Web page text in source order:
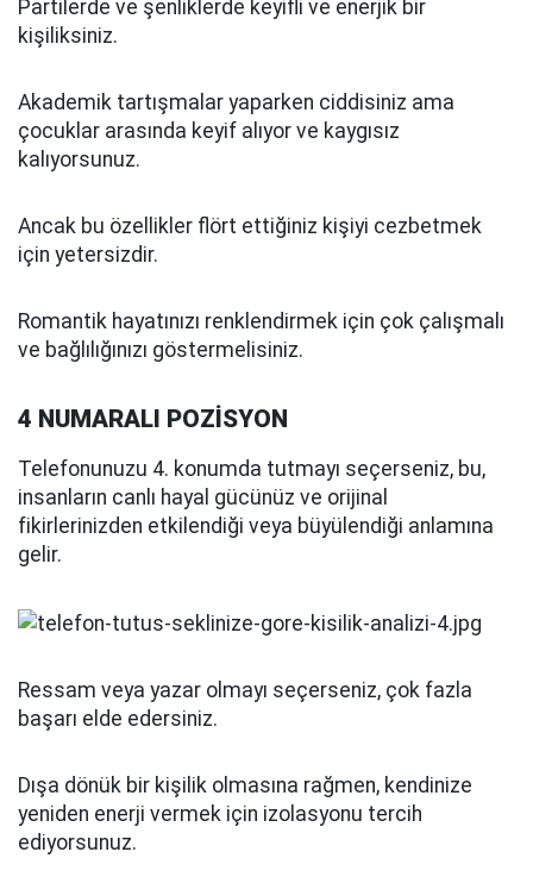
Partilerde ve şenliklerde keyifli ve enerjik bir
kişiliksiniz.
Akademik tartışmalar yaparken ciddisiniz ama
çocuklar arasında keyif alıyor ve kaygısız
kalıyorsunuz.
Ancak bu özellikler flört ettiğiniz kişiyi cezbetmek
için yetersizdir.
Romantik hayatınızı renklendirmek için çok çalışmalı
ve bağlılığınızı göstermelisiniz.
4 NUMARALI POZİSYON
Telefonunuzu 4. konumda tutmayı seçerseniz, bu,
insanların canlı hayal gücünüz ve orijinal
fikirlerinizden etkilendiği veya büyülendiği anlamına
gelir.
Ressam veya yazar olmayı seçerseniz, çok fazla
başarı elde edersiniz.
Dışa dönük bir kişilik olmasına rağmen, kendinize
yeniden enerji vermek için izolasyonu tercih
ediyorsunuz.